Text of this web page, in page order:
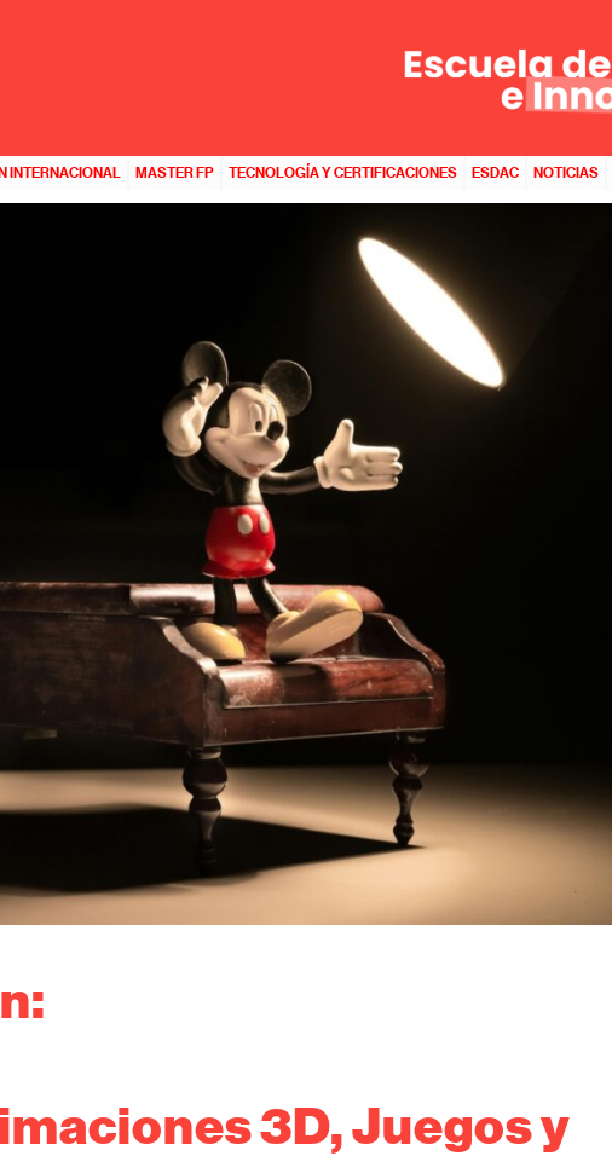
INTERNACIONAL MASTER FP TECNOLOGÍA Y CERTIFICACIONES ESDAC NOTICIAS
3D, Juegos y